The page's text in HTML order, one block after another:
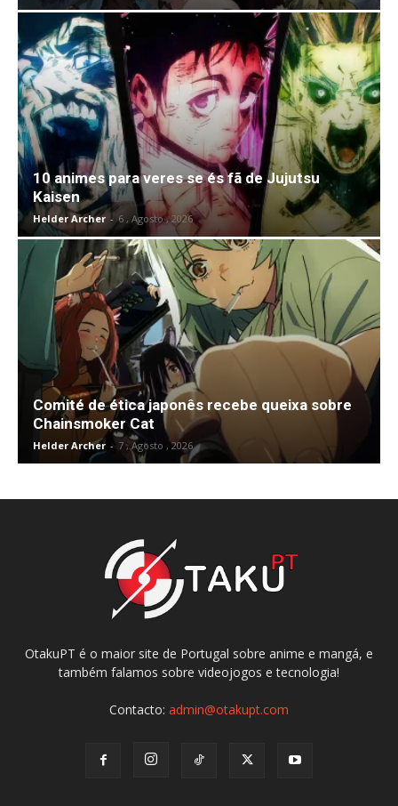
10 animes para veres se és fã de Jujutsu
Kaisen
Helder Archer - 6 , Agosto , 2026
Comité de ética japonês recebe queixa sobre
Chainsmoker Cat
Helder Archer - 7 , Agosto , 2026
OtakuPT é o maior site de Portugal sobre anime e mangá, e
também falamos sobre videojogos e tecnologia!
Contacto: admin@otakupt.com